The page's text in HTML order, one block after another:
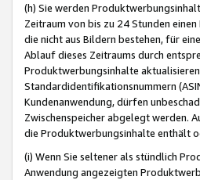
(h) Sie werden
Zeitraum von bis zu 24 Stunden
die nicht aus Bildern bestehen, für
Ablauf dieses Zeitraums durch
Produktwerbungsinhalte
Standardidentifikationsnummern
Kundenanwendung, dürfen
Zwischenspeicher abgelegt werden.
die Produktwerbungsinhalte enthält
(i) Wenn Sie seltener als stündlich
Anwendung angezeigten